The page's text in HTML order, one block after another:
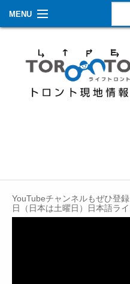
MENU
生活情報
その他
Contact
YouTubeチャンネルもぜひ登
日（日本は土曜日）日本語ラ